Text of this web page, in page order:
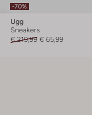
-70%
Ugg
Sneakers
€ 219,99 € 65,99